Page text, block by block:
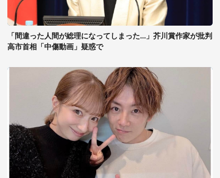
「間違った人間が総理になってしまった...」芥川賞作家が批判
高市首相「中傷動画」疑惑で